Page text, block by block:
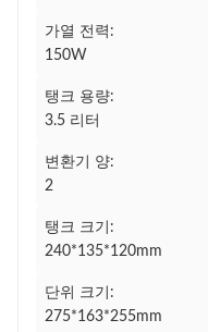
가열 전력:
150W
탱크 용량:
3.5 리터
변환기 양:
2
탱크 크기:
240*135*120mm
단위 크기:
275*163*255mm